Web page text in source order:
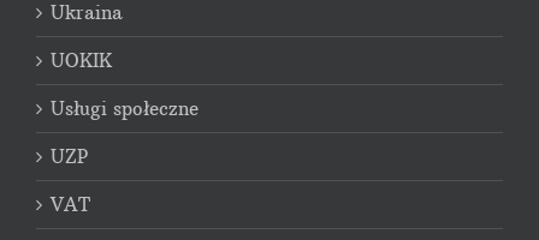
Ukraina
UOKIK
Usługi społeczne
UZP
VAT